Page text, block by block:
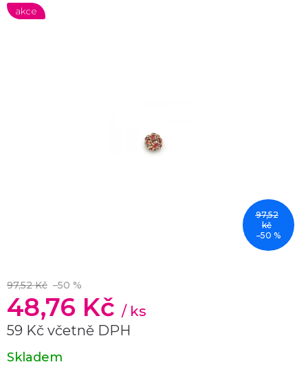
akce
97,52
kč
–50 %
97,52 Kč –50 %
48,76 Kč / ks
59 Kč včetně DPH
Měrná
cena:
Skladem